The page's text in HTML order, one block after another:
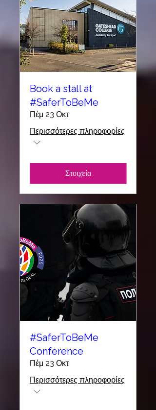
Book a stall at
#SaferToBeMe
Πέμ 23 Οκτ
Περισσότερες πληροφορίες
Στοιχεία
#SaferToBeMe
Conference
Πέμ 23 Οκτ
Περισσότερες πληροφορίες